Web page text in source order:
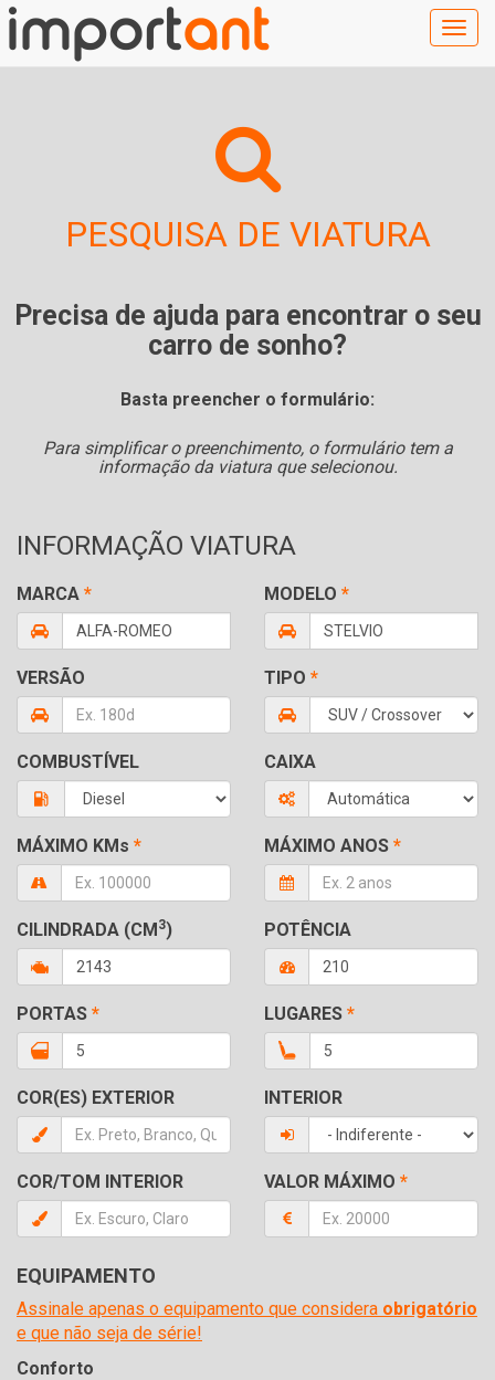
PESQUISA DE VIATURA
Precisa de ajuda para encontrar o seu
carro de sonho?
Basta preencher o formulário:
Para simplificar o preenchimento, o formulário tem a
informação da viatura que selecionou.
INFORMAÇÃO VIATURA
MARCA * MODELO *
VERSÃO TIPO *
COMBUSTÍVEL CAIXA
MÁXIMO KMs * MÁXIMO ANOS *
CILINDRADA (CM3) POTÊNCIA
PORTAS * LUGARES *
COR(ES) EXTERIOR INTERIOR
COR/TOM INTERIOR VALOR MÁXIMO *
EQUIPAMENTO
Assinale apenas o equipamento que considera obrigatório
e que não seja de série!
Conforto